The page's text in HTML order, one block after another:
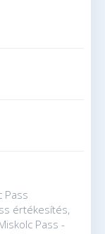
Pass
értékesítés,
Pass -